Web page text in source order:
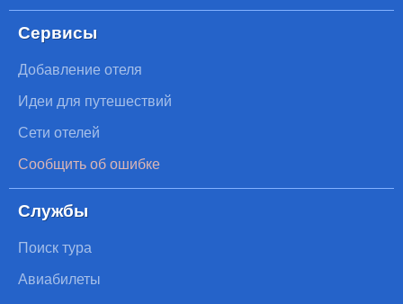
Сервисы
Добавление отеля
Идеи для путешествий
Сети отелей
Сообщить об ошибке
Службы
Поиск тура
Авиабилеты